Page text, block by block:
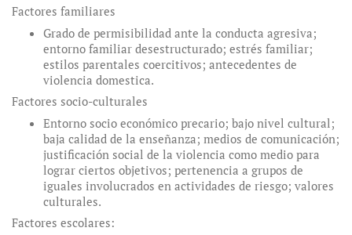
Factores familiares
Grado de permisibilidad ante la conducta agresiva;
entorno familiar desestructurado; estrés familiar;
estilos parentales coercitivos; antecedentes de
violencia domestica.
Factores socio-culturales
Entorno socio económico precario; bajo nivel cultural;
baja calidad de la enseñanza; medios de comunicación;
justificación social de la violencia como medio para
lograr ciertos objetivos; pertenencia a grupos de
iguales involucrados en actividades de riesgo; valores
culturales.
Factores escolares: